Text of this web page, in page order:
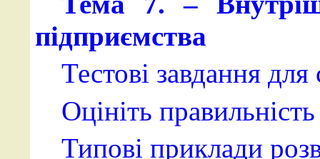
підприємства
Тестові завдання
Оцініть
Типові приклади